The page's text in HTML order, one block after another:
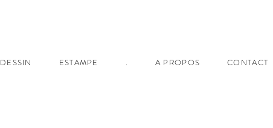
DESSIN ESTAMPE . A PROPOS CONTACT